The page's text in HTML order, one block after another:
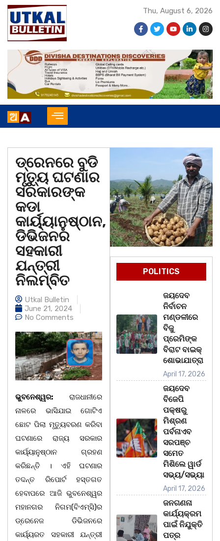
Thu, August 6, 2026
ଡ୍ରେନରେ ବୁଡି
ମୃତ୍ୟୁ ଘଟଣାର
ସରକାରଙ୍କ
କଡା
କାର୍ୟ୍ୟାନୁଷ୍ଠାନ,
ଡିଭିଜନର
ସହକାରୀ
ଯନ୍ତ୍ରୀ
ନିଲମ୍ବିତ
Utkal Bulletin
June 21, 2024
No Comments
ଭୁବନେଶ୍ୱର: ରାଜଧାନୀରେ
ନାଳରେ ଭାସିଯାଇ ଗୋଟିଏ
ଛୋଟ ପିଲା ମୃତ୍ୟୁବରଣ କରିବା
ଘଟଣାରେ ରାଜ୍ୟ ସରକାର
କାର୍ୟ୍ୟାନୁଷ୍ଠାନ ଗ୍ରହଣ
କରିଛନ୍ତି । ଏହି ଘଟଣାର
ତଦନ୍ତ ରିପୋର୍ଟ ହସ୍ତଗତ
ହେବାପରେ ଆଜି ଭୁବନେଶ୍ୱର
ମହାନଗର ନିଗମ(ବିଏମ୍‍ସି)ର
ଡ୍ରେନେଜ ଡିଭିଜନରେ
କାର୍ୟ୍ୟରତ ସହକାରୀ ଯନ୍ତ୍ରୀ
POLITICS
ଜୟଦେବ
ନିର୍ବାଚନ
ମଣ୍ଡଳୀରେ
ବିଜୁ
ପ୍ରେମିଙ୍କ
ବିରାଟ ବାଇକ୍
ଶୋଭାଯାତ୍ରା
April 17, 2026
ଜୟଦେବ
ବିଜେପି
ପକ୍ଷରୁ
ମିଶ୍ରଣ
ପର୍ବନାଏବ
ସରପଞ୍ଚ
ସମେତ
ମିଶିଲେ ୱାର୍ଡ
ସଭ୍ୟ/ସଭ୍ୟା
April 17, 2026
ଜନଗଣନା
କାର୍ଯ୍ୟକ୍ରମ
ପାଇଁ ନିଯୁକ୍ତି
ପତ୍ର